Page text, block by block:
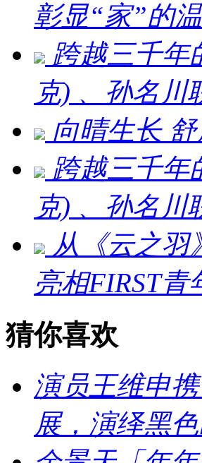
彰显“家”的
跨越三千年
克) 、孙名川
向晴生长
跨越三千年
克) 、孙名川
从《云之羽
亮相FIRST青
猜你喜欢
演员王维申
展，演绎黑